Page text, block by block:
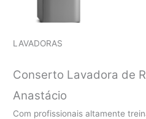
LAVADORAS
Conserto Lavadora de
Anastácio
Com profissionais altamente